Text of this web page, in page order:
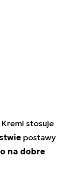
stosuje
postawy
na dobre